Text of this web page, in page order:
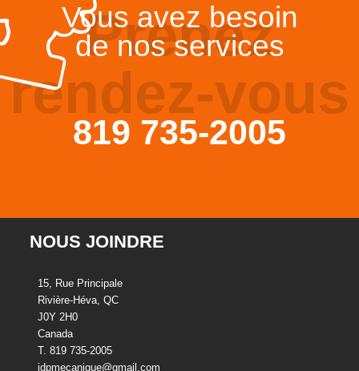
Prenez
rendez-vous
Vous avez besoin
de nos services
819 735-2005
NOUS JOINDRE
15, Rue Principale
Rivière-Héva, QC
J0Y 2H0
Canada
T. 819 735-2005
jdpmecanique@gmail.com